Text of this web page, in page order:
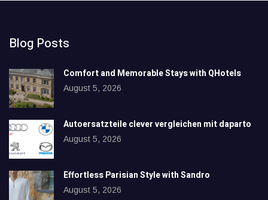
Blog Posts
Comfort and Memorable Stays with QHotels
August 5, 2026
Autoersatzteile clever vergleichen mit daparto
August 5, 2026
Effortless Parisian Style with Sandro
August 5, 2026